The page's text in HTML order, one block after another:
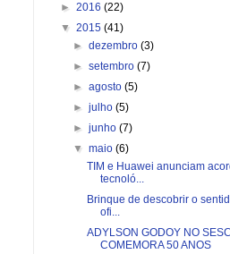
► 2016 (22)
▼ 2015 (41)
►dezembro(3)
►setembro(7)
►agosto(5)
►julho(5)
►junho(7)
▼maio(6)
TIM e Huawei anunciam
tecnoló...
Brinque de descobrir o
ofi...
ADYLSON GODOY NO
COMEMORA 50 ANOS